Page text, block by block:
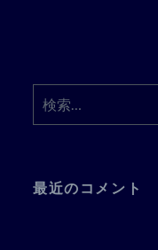
索:
最近のコメント